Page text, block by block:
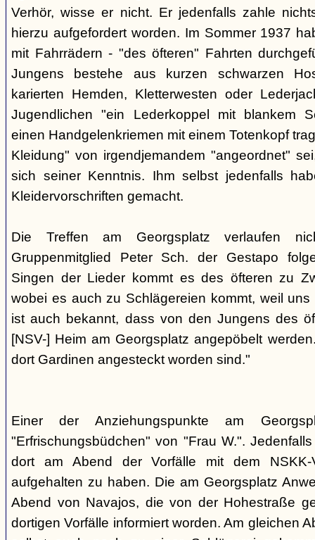
Verhör, wisse er nicht. Er jedenfalls zahle
hierzu aufgefordert worden. Im Sommer 1937
mit Fahrrädern - "des öfteren" Fahrten
Jungens bestehe aus kurzen schwarzen
karierten Hemden, Kletterwesten oder
Jugendlichen "ein Lederkoppel mit blankem
einen Handgelenkriemen mit einem Totenkopf
Kleidung" von irgendjemandem "angeordnet"
sich seiner Kenntnis. Ihm selbst jedenfalls
Kleidervorschriften gemacht.
Die Treffen am Georgsplatz verlaufen
Gruppenmitglied Peter Sch. der Gestapo
Singen der Lieder kommt es des öfteren zu
wobei es auch zu Schlägereien kommt, weil
ist auch bekannt, dass von den Jungens des
[NSV-] Heim am Georgsplatz angepöbelt
dort Gardinen angesteckt worden sind."
Einer der Anziehungspunkte am
"Erfrischungsbüdchen" von "Frau W.".
dort am Abend der Vorfälle mit dem NSKK-
aufgehalten zu haben. Die am Georgsplatz
Abend von Navajos, die von der Hohestraße
dortigen Vorfälle informiert worden. Am gleichen